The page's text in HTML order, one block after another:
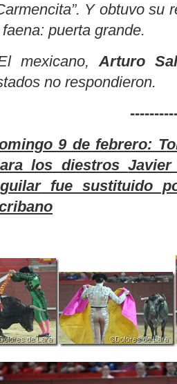
Y obtuvo su
puerta grande.
mexicano,Arturo
no respondieron.
9 de febrero: T
los diestros
fue sustituido